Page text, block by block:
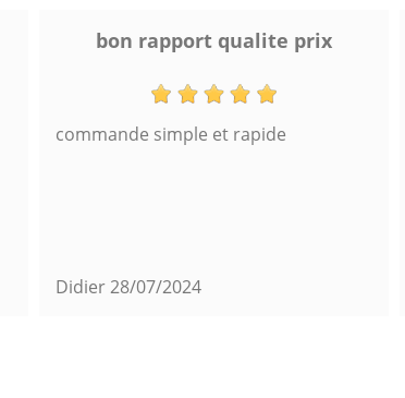
bon rapport qualite prix
commande simple et rapide
Didier28/07/2024